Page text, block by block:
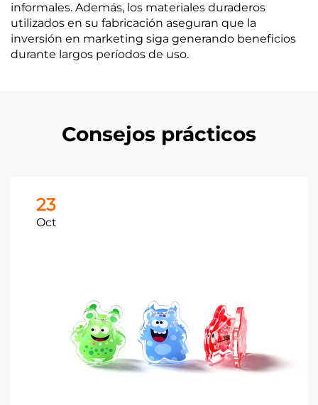
informales. Además, los materiales duraderos
utilizados en su fabricación aseguran que la
inversión en marketing siga generando beneficios
durante largos períodos de uso.
Consejos prácticos
23
Oct